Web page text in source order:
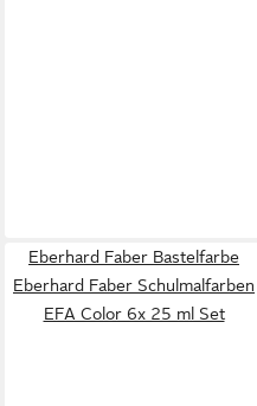
Eberhard Faber Bastelfarbe
Eberhard Faber Schulmalfarben
EFA Color 6x 25 ml Set